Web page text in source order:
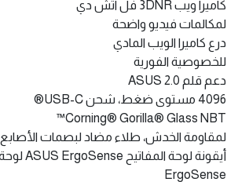
كاميرا ويب 3DNR فل اتش دي
لمكالمات فيديو واضحة
درع كاميرا الويب المادي
للخصوصية الفورية
دعم قلم ASUS 2.0
4096 مستوى ضغط، شحن USB-C®
Corning® Gorilla® Glass NBT™
لمقاومة الخدش، طلاء مضاد لبصمات الأصابع
ErgoSense